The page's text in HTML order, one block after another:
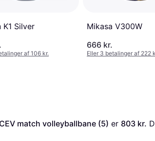
K1 Silver
af 106 kr.
Mikasa V300W
666 kr.
Eller 3 betalinger af 222
match volleyballbane (5) er 803 kr.